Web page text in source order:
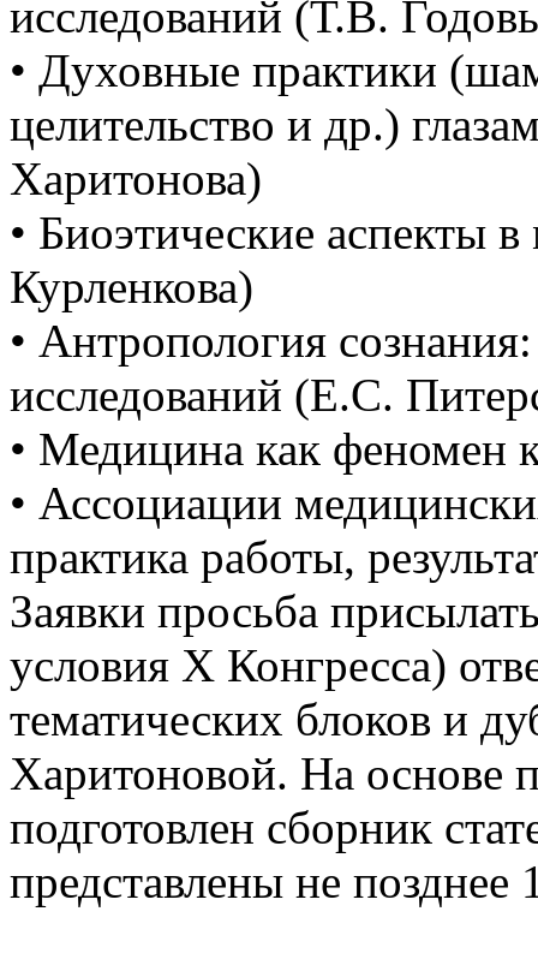
исследований (Т.В.
• Духовные практики
целительство и др.)
Харитонова)
• Биоэтические аспекты
Курленкова)
• Антропология
исследований (Е.С.
• Медицина как феномен
• Ассоциации
практика работы,
Заявки просьба
условия Х Конгресса)
тематических блоков и
Харитоновой. На основе
подготовлен сборник
представлены не